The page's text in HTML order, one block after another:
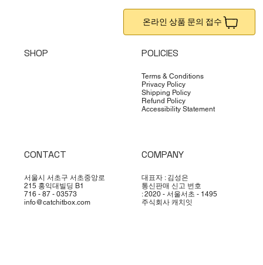
온라인 상품 문의 접수
SHOP POLICIES
Terms & Conditions
Privacy Policy
Shipping Policy
Refund Policy
Accessibility Statement
CONTACT
서울시 서초구 서초중앙로
215 홍익대빌딩 B1
716 - 87 - 03573
info@catchitbox.com
COMPANY
대표자 : 김성은
통신판매 신고 번호
: 2020 - 서울서초 - 1495
주식회사 캐치잇